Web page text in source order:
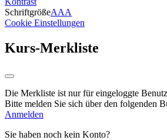
SchriftgrößeAAA
Cookie Einstellungen
Kurs-Merkliste
Die Merkliste ist nur für eingeloggte
Bitte melden Sie sich über den folgenden
Anmelden
Sie haben noch kein Konto?